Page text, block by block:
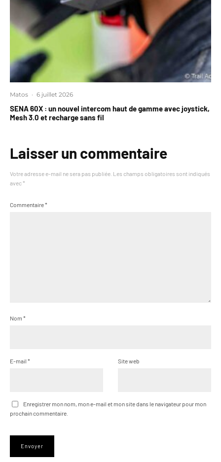
Matos · 6 juillet 2026
SENA 60X : un nouvel intercom haut de gamme avec joystick,
Mesh 3.0 et recharge sans fil
Laisser un commentaire
Votre adresse e-mail ne sera pas publiée. Les champs obligatoires sont indiqués
avec *
Commentaire*
Nom *
E-mail * Site web
Enregistrer mon nom, mon e-mail et mon site dans le navigateur pour mon
prochain commentaire.